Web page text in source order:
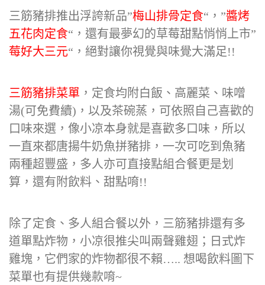
三筋豬排推出浮誇新品”梅山排骨定食“，”醬烤
五花肉定食“，還有最夢幻的草莓甜點悄悄上市”
莓好大三元“，絕對讓你視覺與味覺大滿足!!
三筋豬排菜單 ，定食均附白飯、高麗菜、味噌
湯(可免費續)，以及茶碗蒸，可依照自己喜歡的
口味來選，像小凉本身就是喜歡多口味，所以
一直來都唐揚牛奶魚拼豬排，一次可吃到魚豬
兩種超豐盛，多人亦可直接點組合餐更是划
算，還有附飲料、甜點唷!!
除了定食、多人組合餐以外，三筋豬排還有多
道單點炸物，小凉很推尖叫兩聲雞翅；日式炸
雞塊，它們家的炸物都很不賴….. 想喝飲料圖下
菜單也有提供幾款唷~